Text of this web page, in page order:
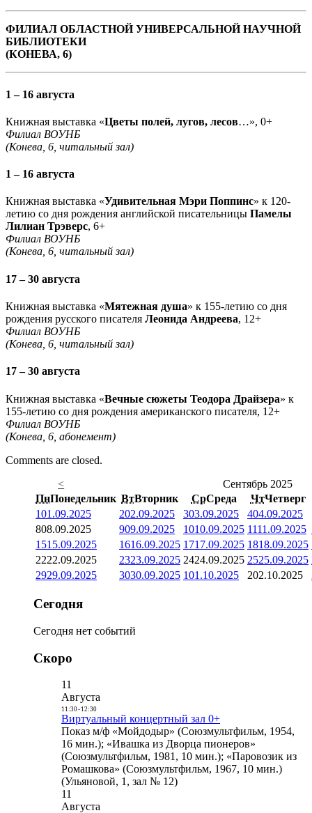
ФИЛИАЛ ОБЛАСТНОЙ УНИВЕРСАЛЬНОЙ НАУЧНОЙ
БИБЛИОТЕКИ
(КОНЕВА, 6)
1 – 16 августа
Книжная выставка «Цветы полей, лугов, лесов…», 0+
Филиал ВОУНБ
(Конева, 6, читальный зал)
1 – 16 августа
Книжная выставка «Удивительная Мэри Поппинс» к 120-
летию со дня рождения английской писательницы Памелы
Лилиан Трэверс, 6+
Филиал ВОУНБ
(Конева, 6, читальный зал)
17 – 30 августа
Книжная выставка «Мятежная душа» к 155-летию со дня
рождения русского писателя Леонида Андреева, 12+
Филиал ВОУНБ
(Конева, 6, читальный зал)
17 – 30 августа
Книжная выставка «Вечные сюжеты Теодора Драйзера» к
155-летию со дня рождения американского писателя, 12+
Филиал ВОУНБ
(Конева, 6, абонемент)
Comments are closed.
<
Сентябрь 2025
ПнПонедельник ВтВторник СрСреда ЧтЧетверг
101.09.2025 202.09.2025 303.09.2025 404.09.2025
808.09.2025 909.09.2025 1010.09.2025 1111.09.2025
1515.09.2025 1616.09.2025 1717.09.2025 1818.09.2025
2222.09.2025 2323.09.2025 2424.09.2025 2525.09.2025
2929.09.2025 3030.09.2025 101.10.2025 202.10.2025
Сегодня
Сегодня нет событий
Скоро
11
Августа
11:30- 12:30
Виртуальный концертный зал 0+
Показ м/ф «Мойдодыр» (Союзмультфильм, 1954,
16 мин.); «Ивашка из Дворца пионеров»
(Союзмультфильм, 1981, 10 мин.); «Паровозик из
Ромашкова» (Союзмультфильм, 1967, 10 мин.)
(Ульяновой, 1, зал № 12)
11
Августа